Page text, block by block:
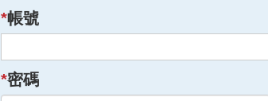
*帳號
*密碼